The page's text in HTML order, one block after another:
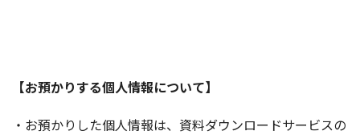
【お預かりする個人情報について】
・お預かりした個人情報は、資料ダウンロードサービスの